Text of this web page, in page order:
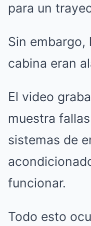
para un
Sin embargo,
cabina eran
El video
muestra
sistemas de
funcionar.
Todo esto